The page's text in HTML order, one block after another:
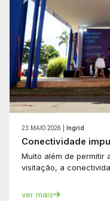
23.MAIO.2026 | Ingrid
Conectividade
Muito além de permitir
visitação, a
ver mais